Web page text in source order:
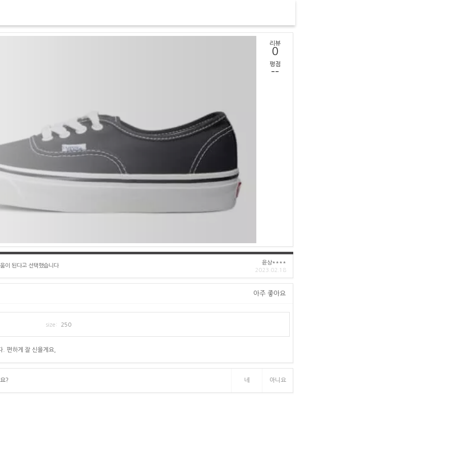
리뷰
0
평점
--
이 된다고 선택했습니다
윤상****
2023.02.18
아주 좋아요
size: 250
. 편하게 잘 신을게요,
? 네 아니요